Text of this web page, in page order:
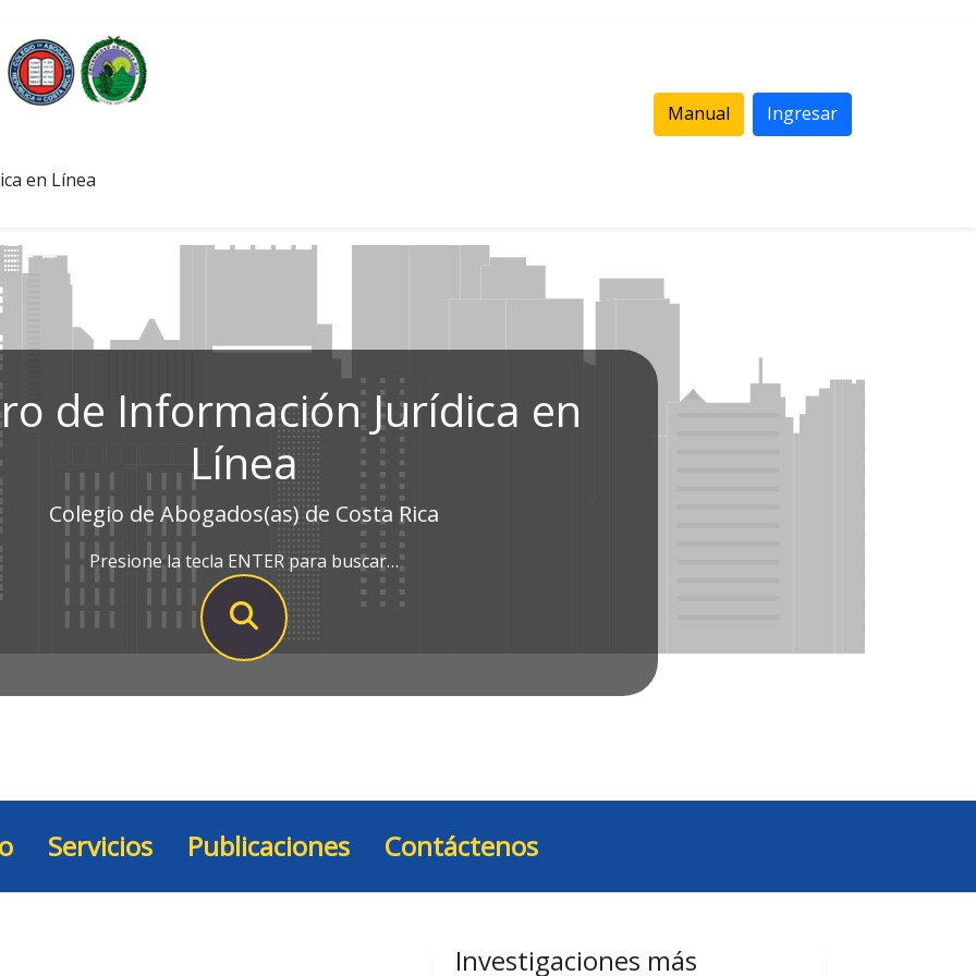
en Línea
Manual Ingresar
de Información Jurídica en
Línea
Colegio de Abogados(as) de Costa Rica
Presione la tecla ENTER para buscar…
Servicios Publicaciones Contáctenos
Investigaciones más